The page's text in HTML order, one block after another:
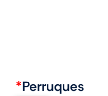
*Perruques